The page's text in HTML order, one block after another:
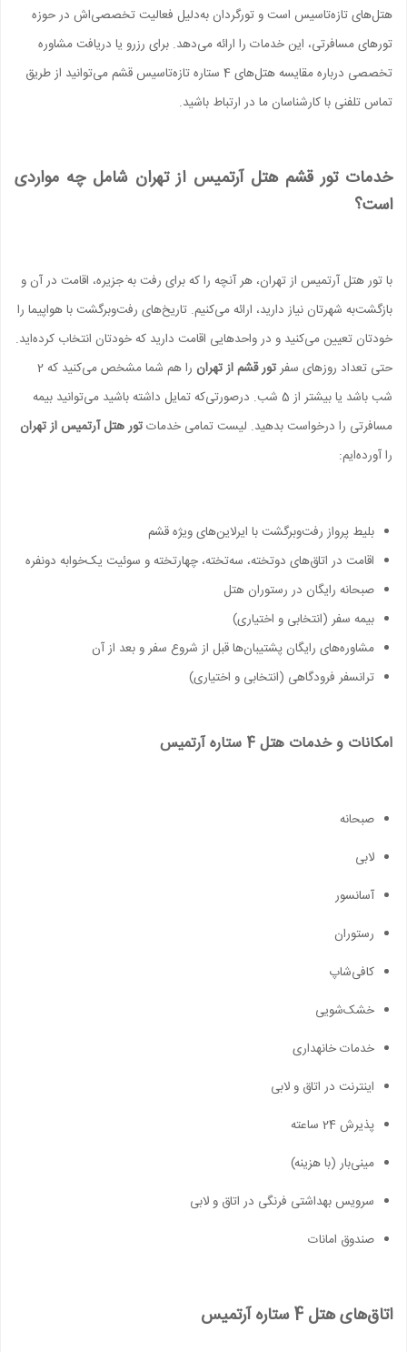
هتل‌های تازه‌تاسیس است و تورگردان به‌دلیل فعالیت تخصصی‌اش در حوزه
تورهای مسافرتی، این خدمات را ارائه می‌دهد. برای رزرو یا دریافت مشاوره
تخصصی درباره مقایسه هتل‌های 4 ستاره تازه‌تاسیس قشم می‌توانید از طریق
تماس تلفنی با کارشناسان ما در ارتباط باشید.
خدمات تور قشم هتل آرتمیس از تهران شامل چه مواردی
است؟
با تور هتل آرتمیس از تهران، هر آنچه را که برای رفت به جزیره، اقامت در آن و
بازگشت‌به شهرتان نیاز دارید، ارائه می‌کنیم. تاریخ‌های رفت‌وبرگشت با هواپیما را
خودتان تعیین می‌کنید و در واحدهایی اقامت دارید که خودتان انتخاب کرده‌اید.
حتی تعداد روزهای سفرتور قشم از تهران
را هم شما مشخص می‌کنید که 2
شب باشد یا بیشتر از 5 شب. درصورتی‌که تمایل داشته باشید می‌توانید بیمه
مسافرتی را درخواست بدهید. لیست تمامی خدماتتور هتل آرتمیس از تهران
را آورده‌ایم:
بلیط پرواز رفت‌وبرگشت با ایرلاین‌های ویژه قشم
اقامت در اتاق‌ها‌ی دو‌تخته، سه‌تخته، چهارتخته و سوئیت یک‌خوابه دونفره
صبحانه رایگان در رستوران هتل
بیمه سفر (انتخابی و اختیاری)
مشاوره‌های رایگان پشتیبان‌ها قبل از شروع سفر و بعد از آن
ترانسفر فرودگاهی (انتخابی و اختیاری)
امکانات و خدمات هتل 4 ستاره آرتمیس
صبحانه
لابی
آسانسور
رستوران
کافی‌شاپ
خشک‌شویی
خدمات خانه‎داری
اینترنت در اتاق و لابی
پذیرش 24 ساعته
مینی‌بار (با هزینه)
سرویس بهداشتی فرنگی در اتاق و لابی
صندوق امانات
اتاق‌های هتل 4 ستاره آرتمیس